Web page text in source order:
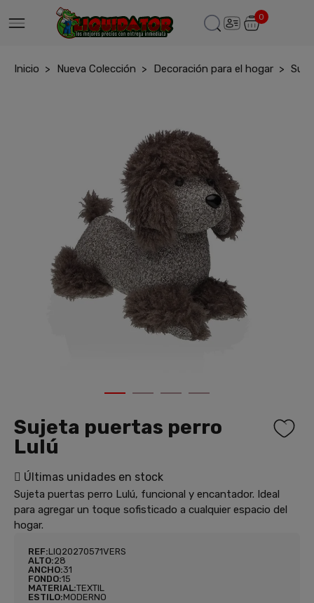
0
Inicio Nueva Colección Decoración para el hogar
Sujeta puertas perro
Lulú
Últimas unidades en stock
Sujeta puertas perro Lulú, funcional y encantador. Ideal
para agregar un toque sofisticado a cualquier espacio del
hogar.
REF:LIQ20270571VERS
ALTO:28
ANCHO:31
FONDO:15
MATERIAL:TEXTIL
ESTILO:MODERNO